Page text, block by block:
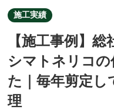
施工実績
【施工事例】
シマトネリコ
た｜毎年剪定し
理